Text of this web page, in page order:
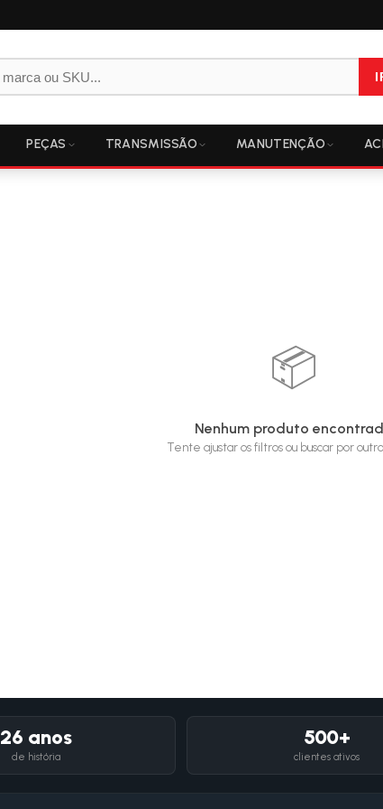
PEÇAS TRANSMISSÃO MANUTENÇÃO
📦
Nenhum produto
Tente ajustar os filtros ou buscar por
26 anos
de história
500+
clientes ativos